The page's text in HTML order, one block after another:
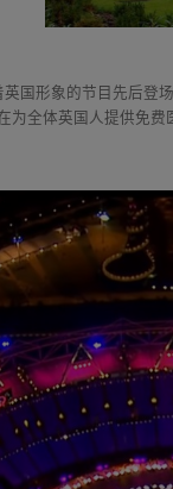
国形象的节目先后
全体英国人提供免费